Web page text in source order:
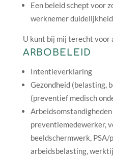
Een beleid schept voor
werknemer
U kunt bij mij terecht voor
ARBOBELEID
Intentieverklaring
Gezondheid (belasting,
(preventief medisch
preventiemedewerker,
beeldschermwerk, PSA/
arbeidsbelasting,